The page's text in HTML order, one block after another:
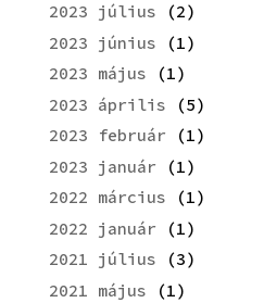
2023 július (2)
2023 június (1)
2023 május (1)
2023 április (5)
2023 február (1)
2023 január (1)
2022 március (1)
2022 január (1)
2021 július (3)
2021 május (1)